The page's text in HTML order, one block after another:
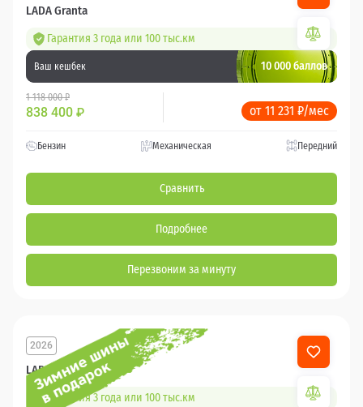
LADA Granta
Гарантия 3 года или 100 тыс.км
Ваш кешбек 10 000 баллов
1 118 000 ₽
838 400 ₽ от 11 231 ₽/мес
Бензин Механическая Передний
Сравнить
Подробнее
Перезвоним за минуту
LADA Granta
2026
Гарантия 3 года или 100 тыс.км